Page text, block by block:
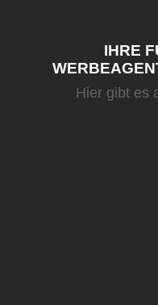
IHRE
Hier gibt es